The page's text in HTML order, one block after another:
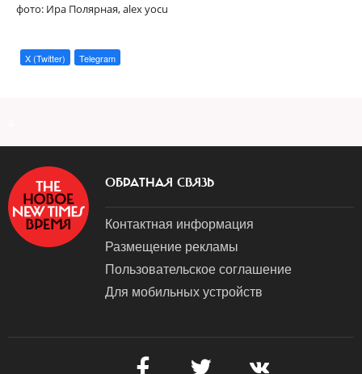
фото: Ира Полярная, alex yocu
X (Twitter) Telegram
ОБРАТНАЯ СВЯЗЬ
Контактная информация
Размещение рекламы
Пользовательское соглашение
Для мобильных устройств